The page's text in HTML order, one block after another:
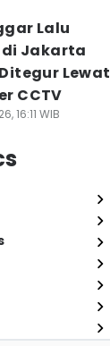
Lalu
Jakarta
Lewat
CCTV
16:11 WIB